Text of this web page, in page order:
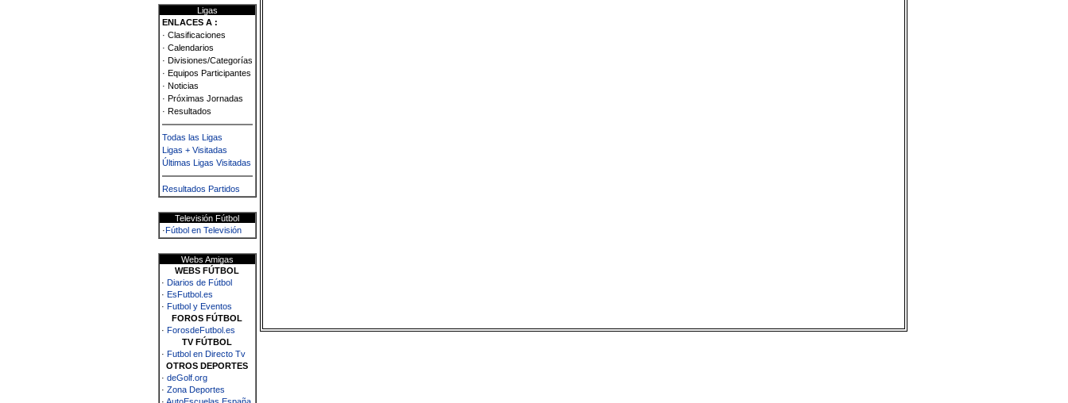
Ligas
ENLACES A :
· Clasificaciones
· Calendarios
· Divisiones/Categorías
· Equipos Participantes
· Noticias
· Próximas Jornadas
· Resultados
Todas las Ligas
Ligas + Visitadas
Últimas Ligas Visitadas
Resultados Partidos
Televisión Fútbol
·Fútbol en Televisión
Webs Amigas
WEBS FÚTBOL
· Diarios de Fútbol
· EsFutbol.es
· Futbol y Eventos
FOROS FÚTBOL
· ForosdeFutbol.es
TV FÚTBOL
· Futbol en Directo Tv
OTROS DEPORTES
· deGolf.org
· Zona Deportes